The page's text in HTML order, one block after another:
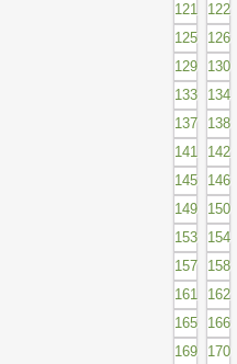
121
122
125
126
129
130
133
134
137
138
141
142
145
146
149
150
153
154
157
158
161
162
165
166
169
170